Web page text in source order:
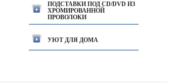
ПОДСТАВКИ ПОД CD/DVD ИЗ
ХРОМИРОВАННОЙ
ПРОВОЛОКИ
УЮТ ДЛЯ ДОМА